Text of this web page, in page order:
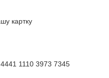
картку
1110 3973 7345